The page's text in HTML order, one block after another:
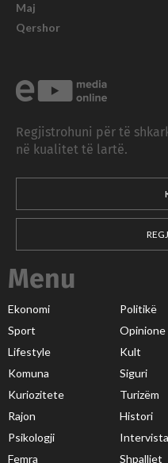
Maj
Qershor
Regjistrohuni për të
në kualitet të lartë.
Menu
Ekonomi Politikë
Sport
Opinione
Lifestyle
Kult
Komuna
Siguri
Kuriozitete
Turizëm
Rajon
Histori
Psikologji
Intervista
Femra
Shpalljet